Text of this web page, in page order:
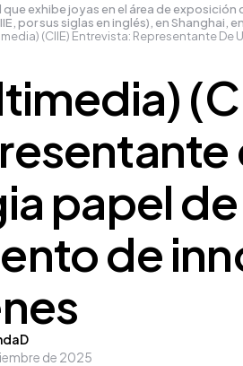
exhibe joyas en el área de
por sus siglas en inglés), en Shanghai,
papel
de
de 2025
(CIIE) Entrevista: Representante De